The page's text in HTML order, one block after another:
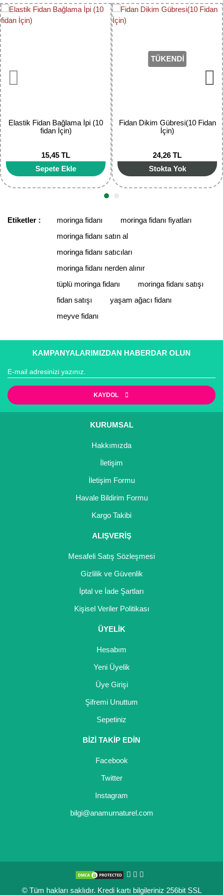
faaliyet göstermektedir.
Yorum Yaz
Görüş ve önerileriniz için teşekkür ederiz.
Ürün resmi kalitesiz, bozuk veya görüntülenemiyor.
Ürün açıklamasında eksik bilgiler bulunuyor.
Ürün bilgilerinde hatalar bulunuyor.
Ürün fiyatı diğer sitelerden daha pahalı.
Bu ürüne benzer farklı alternatifler olmalı.
Gönder
Elastik Fidan Bağlama İpi (10
fidan İçin)
15,45 TL
Sepete Ekle
TÜKENDİ
Fidan Dikim Gübresi(10 Fidan
İçin)
24,26 TL
Stokta Yok
Etiketler : moringa fidanı
moringa fidanı fiyatları
moringa fidanı satın al
moringa fidanı satıcıları
moringa fidanı nerden alınır
tüplü moringa fidanı
moringa fidanı satışı
fidan satışı
yaşam ağacı fidanı
meyve fidanı
KAMPANYALARIMIZDAN HABERDAR OLUN
KAYDOL
KURUMSAL
Hakkımızda
İletişim
İletişim Formu
Havale Bildirim Formu
Kargo Takibi
ALIŞVERİŞ
Mesafeli Satış Sözleşmesi
Gizlilik ve Güvenlik
İptal ve İade Şartları
Kişisel Veriler Politikası
ÜYELİK
Hesabım
Yeni Üyelik
Üye Girişi
Şifremi Unuttum
Sepetiniz
BİZİ TAKİP EDİN
Facebook
Twitter
Instagram
bilgi@anamurnaturel.com
© Tüm hakları saklıdır. Kredi kartı bilgileriniz 256bit SSL